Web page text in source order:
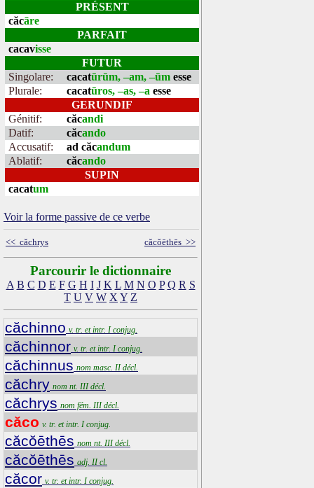
PRÉSENT
căcāre
PARFAIT
cacavisse
FUTUR
Singolare:
cacatūrūm, –am, –ūm esse
Plurale:
cacatūros, –as, –a esse
GERUNDIF
Génitif:
căcandi
Datif:
căcando
Accusatif:
ad căcandum
Ablatif:
căcando
SUPIN
cacatum
Voir la forme passive de ce verbe
<< căchrys căcŏēthēs >>
Parcourir le dictionnaire
A B C D E F G H I J K L M N O P Q R S
T U V W X Y Z
căchinno v. tr. et intr. I conjug.
căchinnor v. tr. et intr. I conjug.
căchinnus nom masc. II décl.
căchry nom nt. III décl.
căchrys nom fém. III décl.
căco v. tr. et intr. I conjug.
căcŏēthēs nom nt. III décl.
căcŏēthēs adj. II cl.
căcor v. tr. et intr. I conjug.